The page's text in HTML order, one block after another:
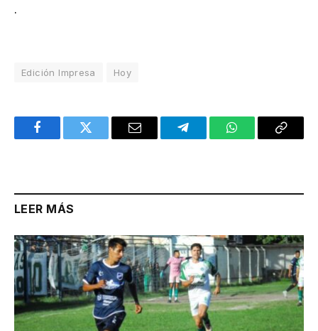
.
Edición Impresa Hoy
FacebookTwitter Email TelegramWhatsAppCopy
LEER MÁS